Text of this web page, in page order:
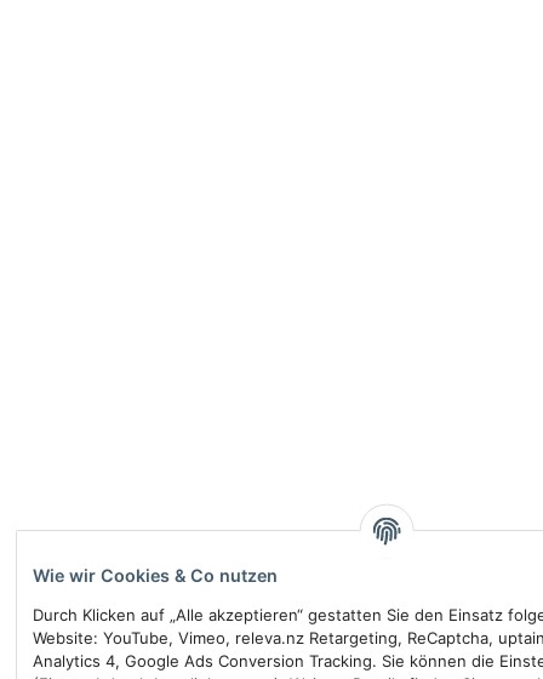
Wie wir Cookies & Co nutzen
Durch Klicken auf „Alle akzeptieren“ gestatten Sie den Einsatz
Website: YouTube, Vimeo, releva.nz Retargeting, ReCaptcha,
Analytics 4, Google Ads Conversion Tracking. Sie können die